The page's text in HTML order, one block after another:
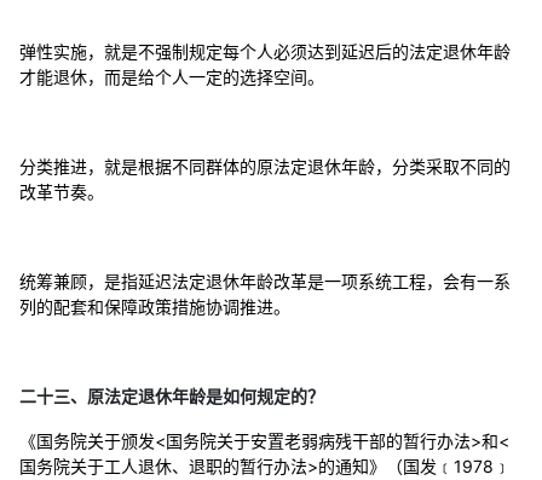
弹性实施，就是不强制规定每个人必须达到延迟后的法定退休年龄
才能退休，而是给个人一定的选择空间。
分类推进，就是根据不同群体的原法定退休年龄，分类采取不同的
改革节奏。
统筹兼顾，是指延迟法定退休年龄改革是一项系统工程，会有一系
列的配套和保障政策措施协调推进。
二十三、原法定退休年龄是如何规定的？
《国务院关于颁发<国务院关于安置老弱病残干部的暂行办法>和<
国务院关于工人退休、退职的暂行办法>的通知》（国发﹝1978﹞